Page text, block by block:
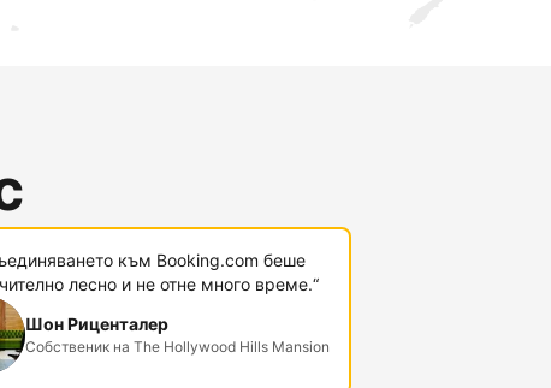
към Booking.com беше
лесно и не отне много време.“
Шон Риценталер
Собственик на The Hollywood Hills Mansion